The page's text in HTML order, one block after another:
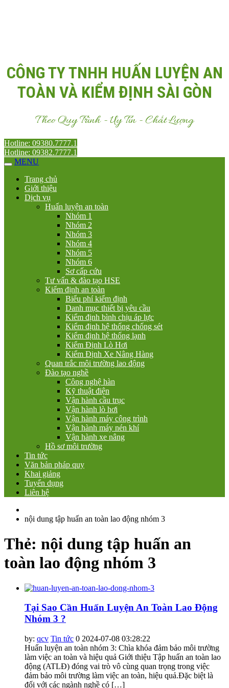
CÔNG TY TNHH HUẤN LUYỆN AN
TOÀN VÀ KIỂM ĐỊNH SÀI GÒN
Theo Quy Trình - Uy Tín - Chất Lượng
Hotline: 09380.7777.1
Hotline: 09382.7777.1
MENU
Trang chủ
Giới thiệu
Dịch vụ
Huấn luyện an toàn
Nhóm 1
Nhóm 2
Nhóm 3
Nhóm 4
Nhóm 5
Nhóm 6
Sơ cấp cứu
Tư vấn & đào tạo HSE
Kiểm định an toàn
Biểu phí kiểm định
Danh mục thiết bị yêu cầu
Kiểm định bình chịu áp lực
Kiểm định hệ thống chống sét
Kiểm định hệ thống lạnh
Kiểm Định Lò Hơi
Kiểm Định Xe Nâng Hàng
Quan trắc môi trường lao động
Đào tạo nghề
Công nghệ hàn
Kỹ thuật điện
Vận hành cầu trục
Vận hành lò hơi
Vận hành máy công trình
Vận hành máy nén khí
Vận hành xe nâng
Hồ sơ môi trường
Tin tức
Văn bản pháp quy
Khai giảng
Tuyển dụng
Liên hệ
nội dung tập huấn an toàn lao động nhóm 3
Thẻ: nội dung tập huấn an
toàn lao động nhóm 3
Tại Sao Cần Huấn Luyện An Toàn Lao Động
Nhóm 3 ?
by: qcv Tin tức 0 2024-07-08 03:28:22
Huấn luyện an toàn nhóm 3: Chìa khóa đảm bảo môi trường
làm việc an toàn và hiệu quả Giới thiệu Tập huấn an toàn lao
động (ATLĐ) đóng vai trò vô cùng quan trọng trong việc
đảm bảo môi trường làm việc an toàn, hiệu quả.Đặc biệt là
đối với các ngành nghề có […]